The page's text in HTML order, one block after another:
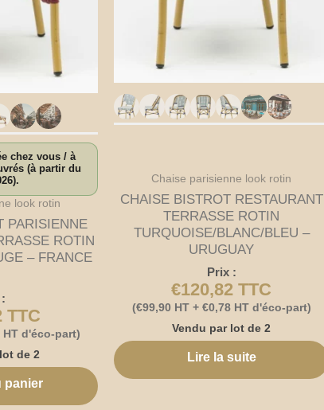
chez vous / à
(à partir du
look rotin
PARISIENNE
ROTIN
– FRANCE
TTC
HT d'éco-part)
de 2
panier
Chaise parisienne look rotin
CHAISE BISTROT RESTAURANT
TERRASSE ROTIN
TURQUOISE/BLANC/BLEU –
URUGUAY
Prix :
€120,82 TTC
(€99,90HT + €0,78HT d'éco-part)
Vendu par lot de 2
Lire la suite